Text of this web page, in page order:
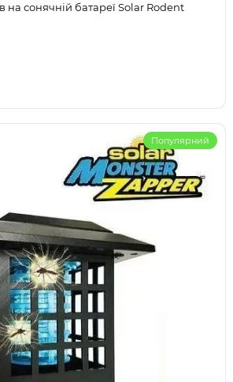
на сонячній батареї Solar Rodent
Популярний